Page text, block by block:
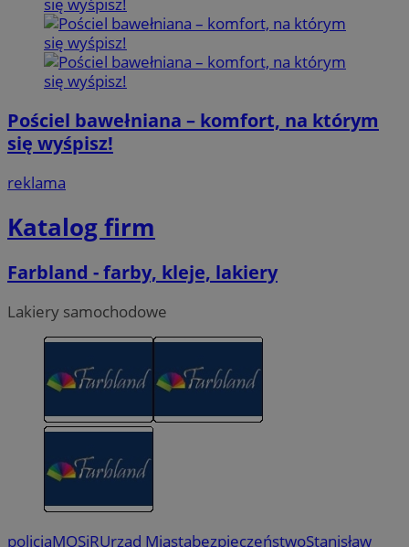
Pościel bawełniana – komfort, na którym
się wyśpisz!
reklama
Katalog firm
Farbland - farby, kleje, lakiery
Lakiery samochodowe
policjaMOSiRUrząd MiastabezpieczeństwoStanisław